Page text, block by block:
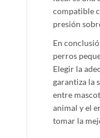
compatible
presión
En
perros
Elegir la
garantiza la
entre
animal y el
tomar la